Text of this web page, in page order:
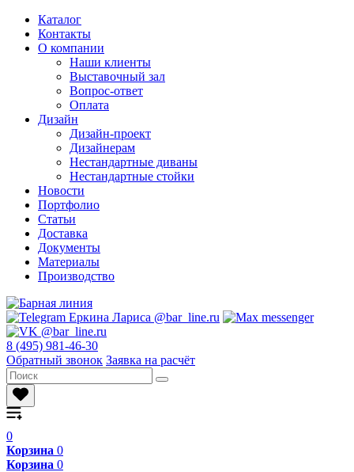
Каталог
Контакты
О компании
Наши клиенты
Выставочный зал
Вопрос-ответ
Оплата
Дизайн
Дизайн-проект
Дизайнерам
Нестандартные диваны
Нестандартные стойки
Новости
Портфолио
Статьи
Доставка
Документы
Материалы
Производство
8 (495) 981-46-30
Обратный звонок Заявка на расчёт
0
Корзина 0
Корзина 0